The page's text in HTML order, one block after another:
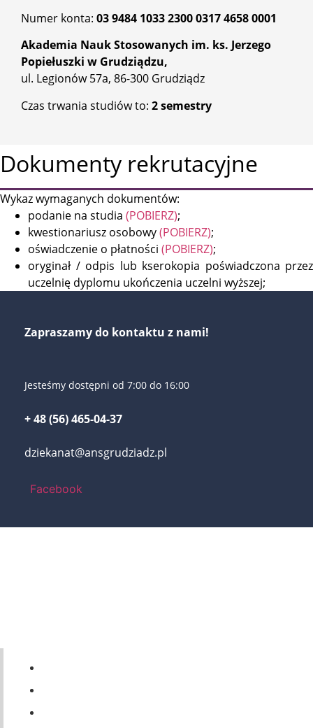
Numer konta: 03 9484 1033 2300 0317 4658 0001
Akademia Nauk Stosowanych im. ks. Jerzego
Popiełuszki w Grudziądzu,
ul. Legionów 57a, 86-300 Grudziądz
Czas trwania studiów to: 2 semestry
Dokumenty rekrutacyjne
Wykaz wymaganych dokumentów:
podanie na studia (POBIERZ);
kwestionariusz osobowy(POBIERZ);
oświadczenie o płatności (POBIERZ);
oryginał / odpis lub kserokopia poświadczona przez
uczelnię dyplomu ukończenia uczelni wyższej;
Zapraszamy do kontaktu z nami!
Jesteśmy dostępni od 7:00 do 16:00
+ 48 (56) 465-04-37
dziekanat@ansgrudziadz.pl
Facebook